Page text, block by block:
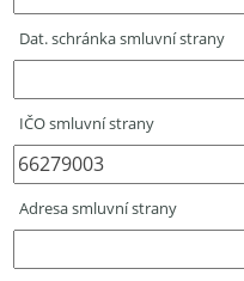
Dat. schránka smluvní strany
IČO smluvní strany
Adresa smluvní strany